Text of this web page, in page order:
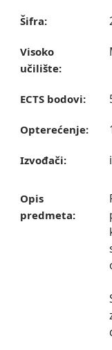
Šifra:
Visoko
učilište:
ECTS bodovi:
Opterećenje:
Izvođači:
Opis
predmeta: